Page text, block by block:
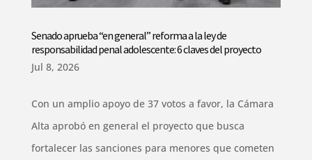
Senado aprueba “en general” reforma a la ley de
responsabilidad penal adolescente: 6 claves del proyecto
Jul 8, 2026
Con un amplio apoyo de 37 votos a favor, la Cámara
Alta aprobó en general el proyecto que busca
fortalecer las sanciones para menores que cometen